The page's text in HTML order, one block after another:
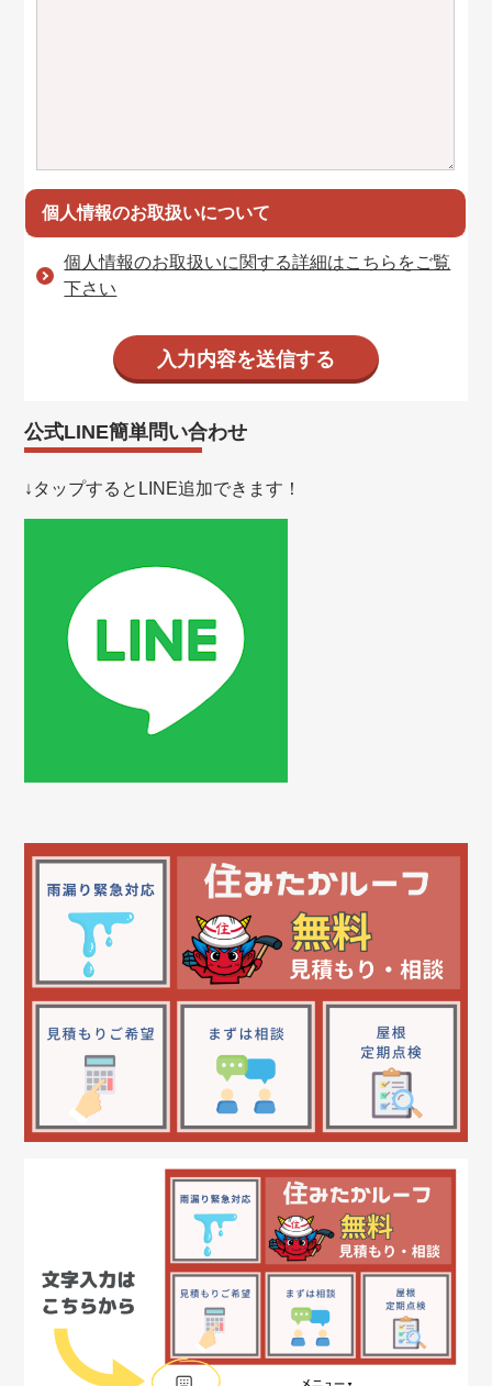
個人情報のお取扱いについて
個人情報のお取扱いに関する詳細はこちらをご覧
下さい
公式LINE簡単問い合わせ
↓タップするとLINE追加できます！